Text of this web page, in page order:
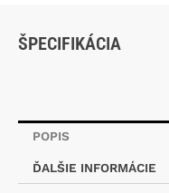
ŠPECIFIKÁCIA
POPIS
ĎALŠIE INFORMÁCIE